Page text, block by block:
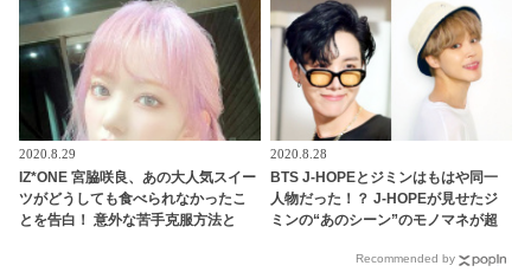
ジを送る… 照れくさそうに喜びを噛
みしめる様子がかわいすぎるとファ
ンほっこり
2020.8.29
IZ*ONE 宮脇咲良、あの大人気スイー
ツがどうしても食べられなかったこ
とを告白！ 意外な苦手克服方法と
2020.8.28
BTS J-HOPEとジミンはもはや同一
人物だった！？ J-HOPEが見せたジ
ミンの“あのシーン”のモノマネが超
ファンから驚きの声殺到
Recommended by